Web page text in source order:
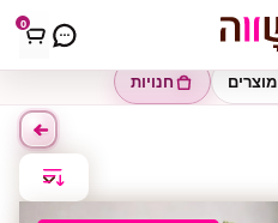
0
חנויות מוצרים